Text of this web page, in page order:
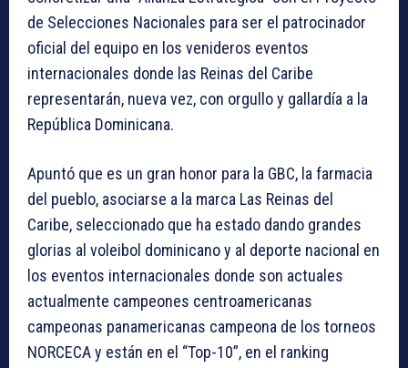
de Selecciones Nacionales para ser el patrocinador
oficial del equipo en los venideros eventos
internacionales donde las Reinas del Caribe
representarán, nueva vez, con orgullo y gallardía a la
República Dominicana.
Apuntó que es un gran honor para la GBC, la farmacia
del pueblo, asociarse a la marca Las Reinas del
Caribe, seleccionado que ha estado dando grandes
glorias al voleibol dominicano y al deporte nacional en
los eventos internacionales donde son actuales
actualmente campeones centroamericanas
campeonas panamericanas campeona de los torneos
NORCECA y están en el “Top-10”, en el ranking